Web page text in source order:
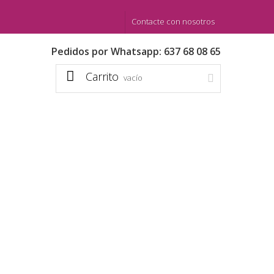
Contacte con nosotros
Pedidos por Whatsapp: 637 68 08 65
Carrito vacío